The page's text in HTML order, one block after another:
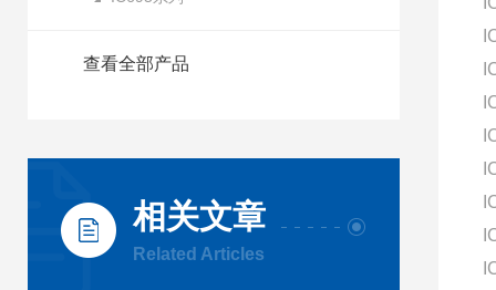
查看全部产品
相关文章
Related Articles